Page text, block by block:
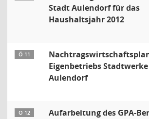
Stadt Aulendorf für das
Haushaltsjahr 2012
Ö 11
Eigenbetriebs Stadtwerke
Aulendorf
Ö 12
Aufarbeitung des GPA-